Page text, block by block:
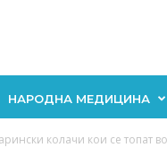
НАРОДНА МЕДИЦИНА
колачи кои се топат во